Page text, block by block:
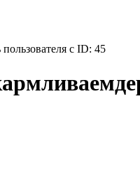
с ID: 45